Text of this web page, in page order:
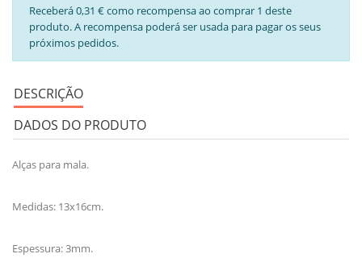
Receberá 0,31 € como recompensa ao comprar 1 deste
produto. A recompensa poderá ser usada para pagar os seus
próximos pedidos.
DESCRIÇÃO
DADOS DO PRODUTO
Alças para mala.
Medidas: 13x16cm.
Espessura: 3mm.